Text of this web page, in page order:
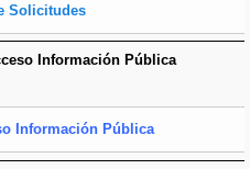
Solicitudes
Información Pública
Información Pública